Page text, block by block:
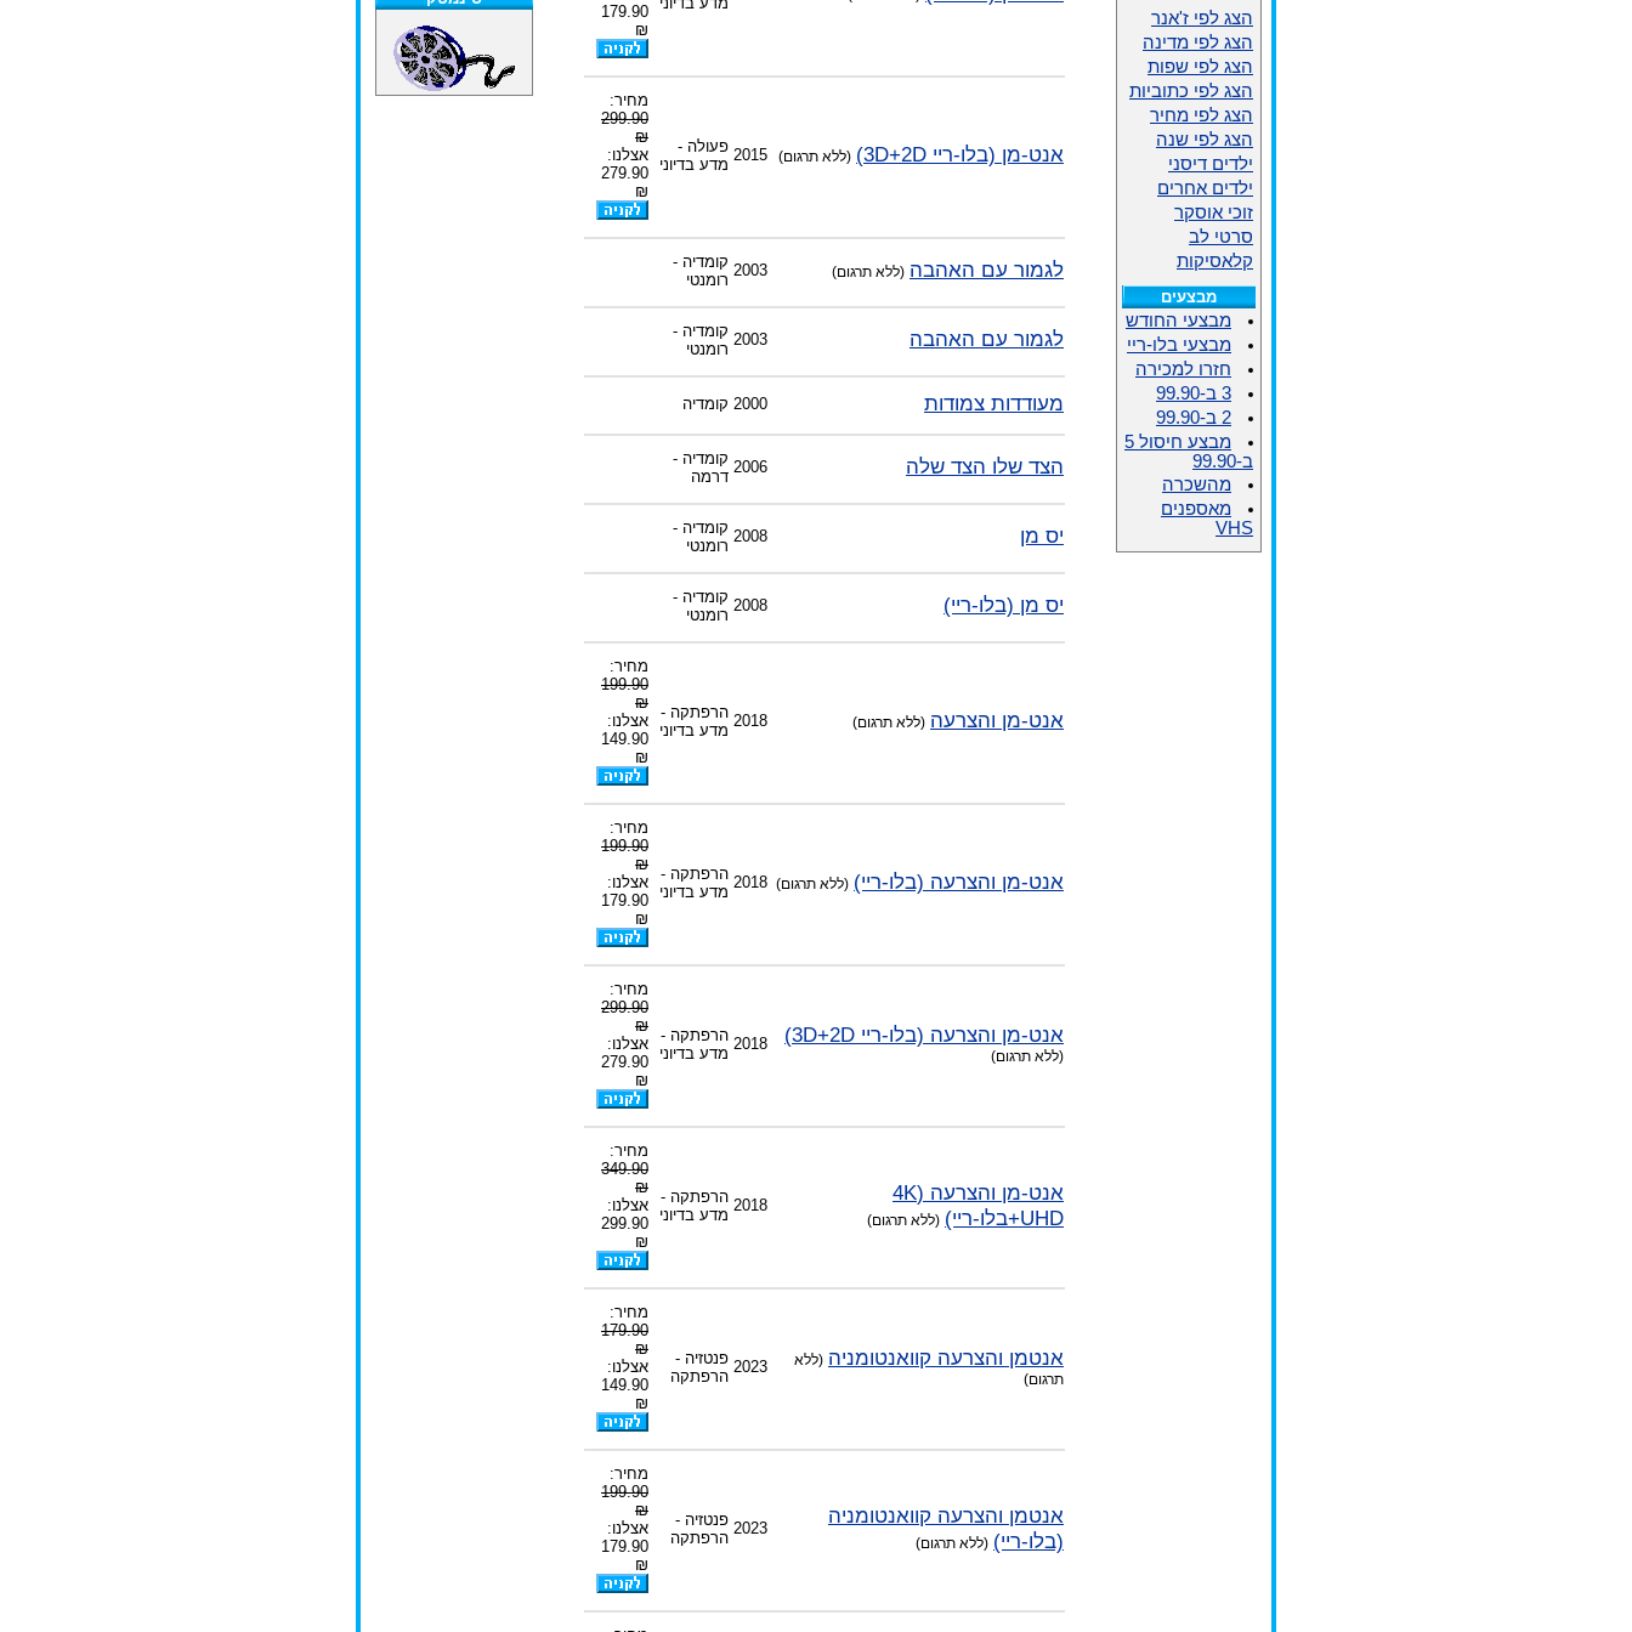
179.90
₪
אנט-מן (בלו-ריי 3D+2D) (ללא תרגום) 2015 פעולה -
מדע בדיוני
מחיר:
299.90
₪
אצלנו:
279.90
₪
לגמור עם האהבה (ללא תרגום) 2003 קומדיה -
רומנטי
לגמור עם האהבה 2003 קומדיה -
רומנטי
מעודדות צמודות 2000 קומדיה
הצד שלו הצד שלה 2006 קומדיה -
דרמה
יס מן 2008 קומדיה -
רומנטי
יס מן (בלו-ריי) 2008 קומדיה -
רומנטי
אנט-מן והצרעה (ללא תרגום) 2018 הרפתקה -
מדע בדיוני
מחיר:
199.90
₪
אצלנו:
149.90
₪
אנט-מן והצרעה (בלו-ריי) (ללא תרגום) 2018 הרפתקה -
מדע בדיוני
מחיר:
199.90
₪
אצלנו:
179.90
₪
אנט-מן והצרעה (בלו-ריי 3D+2D)
(ללא תרגום)
2018 הרפתקה -
מדע בדיוני
מחיר:
299.90
₪
אצלנו:
279.90
₪
אנט-מן והצרעה (4K
UHD+בלו-ריי)
(ללא תרגום)
2018 הרפתקה -
מדע בדיוני
מחיר:
349.90
₪
אצלנו:
299.90
₪
אנטמן והצרעה קוואנטומניה (ללא
תרגום)
2023 פנטזיה -
הרפתקה
מחיר:
179.90
₪
אצלנו:
149.90
₪
אנטמן והצרעה קוואנטומניה
(בלו-ריי) (ללא תרגום)
2023 פנטזיה -
הרפתקה
מחיר:
199.90
₪
אצלנו:
179.90
₪
הצג לפי ז'אנר
הצג לפי מדינה
הצג לפי שפות
הצג לפי כתוביות
הצג לפי מחיר
הצג לפי שנה
ילדים דיסני
ילדים אחרים
זוכי אוסקר
סרטי לב
קלאסיקות
מבצעים
מבצעי החודש
מבצעי בלו-ריי
חזרו למכירה
3 ב-99.90
2 ב-99.90
מבצע חיסול 5
ב-99.90
מהשכרה
מאספנים
VHS